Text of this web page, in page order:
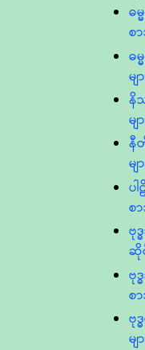
ဓ
စ
ဓ
မျ
နိ
မျ
နီ
မျ
ပ
စ
ဗု
ဆို
ဗု
စ
ဗု
မျ